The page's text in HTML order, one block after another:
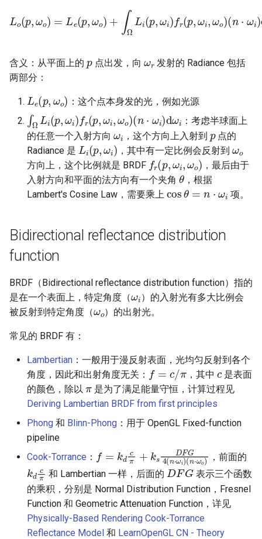
o)
⋅ω
含义：从平面上的 点出发，向
发射的 Radiance 包括
两部分：
L e ω
：这个点本身发的光，例如光源
Ω L ( i )f r ωo ⋅ω ω
：考虑半球面上
的任意一个入射方向
ωi
，这个方向上入射到
p
点的
Radiance 是
Li(p,ωi)
，其中有一定比例会反射到
ω
方向上，这个比例就是 BRDF
fr ( p,ωi,ωo)
，最后由于
入射方向和平面的法方向有一个夹角
θ
，根据
Lambert's Cosine Law，需要乘上
cos θ=n⋅
项。
Bidirectional reflectance distribution
function
BRDF（Bidirectional reflectance distribution function）指的
是在一个表面上，特定角度（
ωi
）的入射光有多大比例会
被反射到特定角度（
ωo
）的出射光。
常见的 BRDF 有：
Lambertian ：一般用于漫反射表面，光均匀反射到各个
角度，因此和出射角度无关：
f=c / π
，其中
c
是表面
的颜色，除以
π
是为了满足能量守恒，计算过程见
Deriving Lambertian BRDF from first principles
Phong 和 Blinn-Phong ：用于 OpenGL Fixed-function
pipeline
Cook-Torrance ： f= d cπ + ks G4( i)
(n ωo ) ，前面的
kdcπ
和 Lambertian 一样，后面的
DFG
表示三个函数
的乘积，分别是 Normal Distribution Function，Fresnel
Function 和 Geometric Attenuation Function，详见
Physically-Based Rendering Cook-Torrance
Reflectance Model 和 LearnOpenGL CN - Theory